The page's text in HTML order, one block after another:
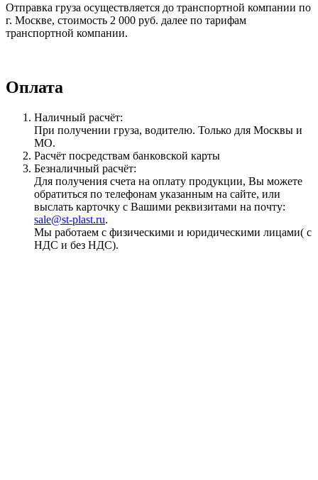
Отправка груза осуществляется до транспортной компании по
г. Москве, стоимость 2 000 руб. далее по тарифам
транспортной компании.
Оплата
Наличный расчёт:
При получении груза, водителю. Только для Москвы и
МО.
Расчёт посредствам банковской карты
Безналичный расчёт:
Для получения счета на оплату продукции, Вы можете
обратиться по телефонам указанным на сайте, или
выслать карточку с Вашими реквизитами на почту:
sale@st-plast.ru.
Мы работаем с физическими и юридическими лицами( с
НДС и без НДС).